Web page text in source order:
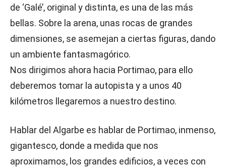
de ‘Galé’, original y distinta, es una de las más
bellas. Sobre la arena, unas rocas de grandes
dimensiones, se asemejan a ciertas figuras, dando
un ambiente fantasmagórico.
Nos dirigimos ahora hacia Portimao, para ello
deberemos tomar la autopista y a unos 40
kilómetros llegaremos a nuestro destino.
Hablar del Algarbe es hablar de Portimao, inmenso,
gigantesco, donde a medida que nos
aproximamos, los grandes edificios, a veces con